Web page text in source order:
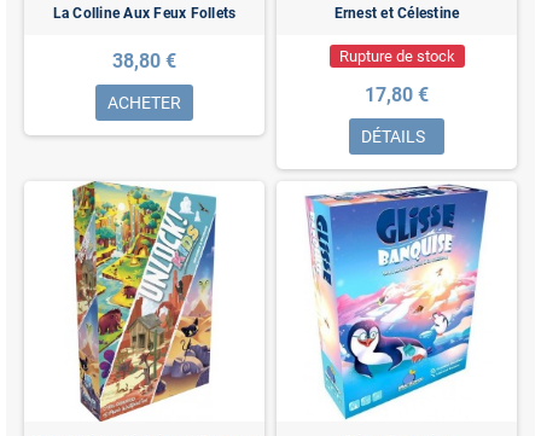
La Colline Aux Feux Follets
38,80 €
ACHETER
Ernest et Célestine
Rupture de stock
17,80 €
DÉTAILS